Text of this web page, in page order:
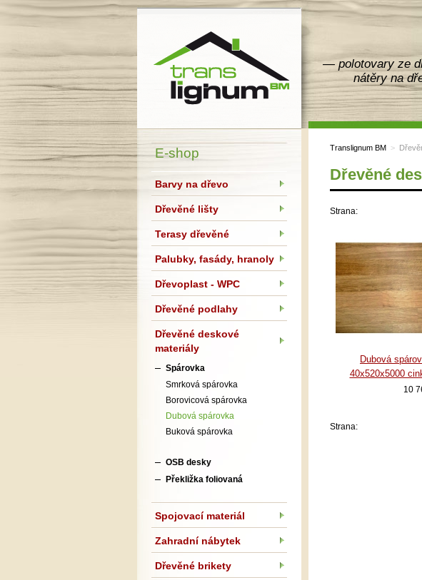
Translignum BM, s.r.o.
— polotovary ze
nátěry na
Translignum BM >
Dřevěné
Strana:
Dubová
40x520x5000
10
Strana:
E-shop
Barvy na dřevo
Dřevěné lišty
Terasy dřevěné
Palubky, fasády, hranoly
Dřevoplast - WPC
Dřevěné podlahy
Dřevěné deskové
materiály
Spárovka
Smrková spárovka
Borovicová spárovka
Dubová spárovka
Buková spárovka
OSB desky
Překližka foliovaná
Spojovací materiál
Zahradní nábytek
Dřevěné brikety